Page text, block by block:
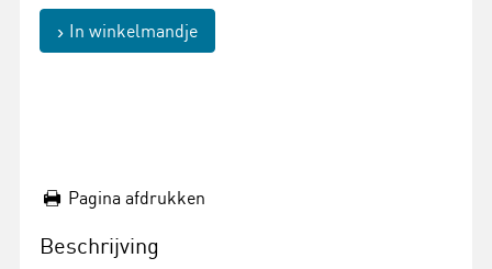
In winkelmandje
Pagina afdrukken
Beschrijving